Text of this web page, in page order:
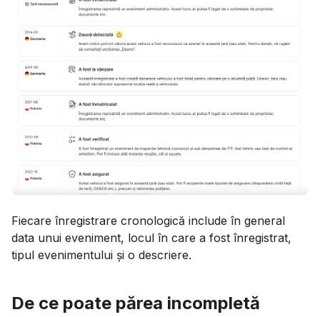
Fiecare înregistrare cronologică include în general
data unui eveniment, locul în care a fost înregistrat,
tipul evenimentului și o descriere.
De ce poate părea incompletă